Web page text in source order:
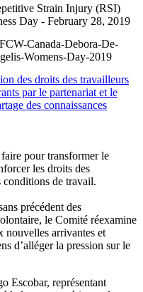
des droits des travailleurs
par le partenariat et le
des connaissances
pour transformer le
les droits des
conditions de travail.
précédent des
le Comité réexamine
nouvelles arrivantes et
d’alléger la pression sur le
Escobar, représentant